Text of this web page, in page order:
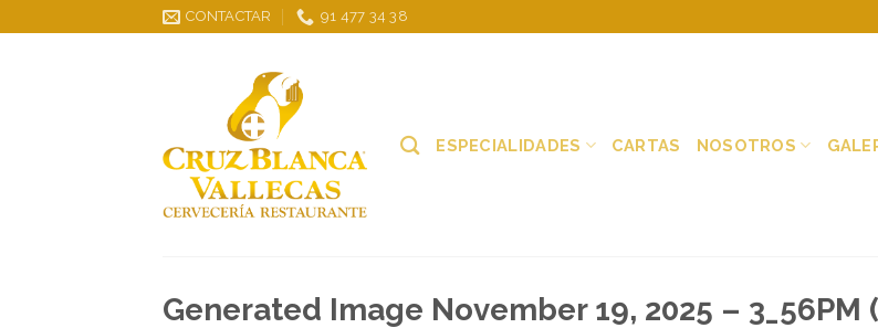
CONTACTAR 91 477 34 38
ESPECIALIDADES CARTAS NOSOTROS
Generated Image November 19, 2025 – 3_56PM